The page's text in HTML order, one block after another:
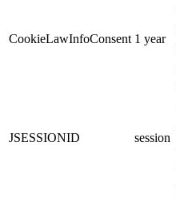
CookieLawInfoConsent 1 year
JSESSIONID session